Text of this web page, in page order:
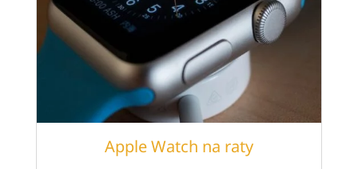
Apple Watch na raty